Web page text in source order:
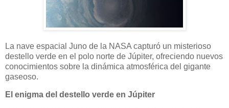
La nave espacial Juno de la NASA capturó un misterioso
destello verde en el polo norte de Júpiter, ofreciendo nuevos
conocimientos sobre la dinámica atmosférica del gigante
gaseoso.
El enigma del destello verde en Júpiter